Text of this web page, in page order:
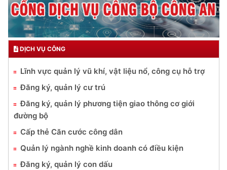
DỊCH VỤ CÔNG
Lĩnh vực quản lý vũ khí, vật liệu nổ, công cụ hỗ trợ
Đăng ký, quản lý cư trú
Đăng ký, quản lý phương tiện giao thông cơ giới
đường bộ
Cấp thẻ Căn cước công dân
Quản lý ngành nghề kinh doanh có điều kiện
Đăng ký, quản lý con dấu